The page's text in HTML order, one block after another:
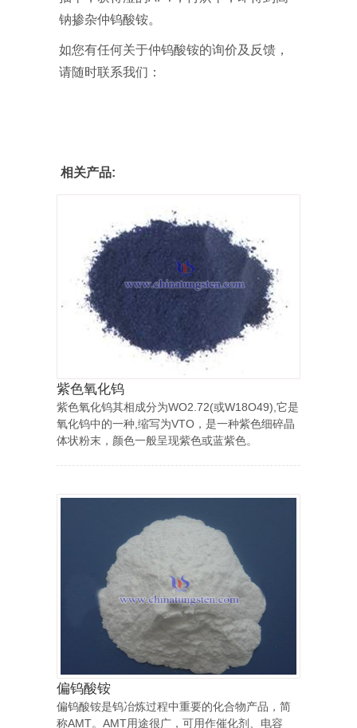
钠掺杂仲钨酸铵。
如您有任何关于仲钨酸铵的询价及反馈，
请随时联系我们：
相关产品:
紫色氧化钨
紫色氧化钨其相成分为WO2.72(或W18O49),它是
氧化钨中的一种,缩写为VTO，是一种紫色细碎晶
体状粉末，颜色一般呈现紫色或蓝紫色。
偏钨酸铵
偏钨酸铵是钨冶炼过程中重要的化合物产品，简
称AMT。AMT用途很广，可用作催化剂、电容